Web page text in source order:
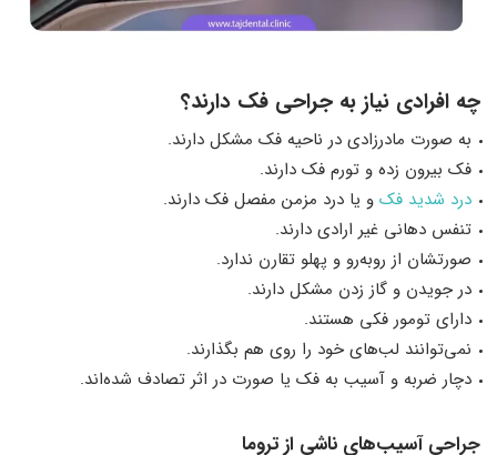
چه افرادی نیاز به جراحی فک دارند؟
به صورت مادرزادی در ناحیه فک مشکل دارند.
فک بیرون زده و تورم فک دارند.
درد شدید فک و یا درد مزمن مفصل فک دارند.
تنفس دهانی غیر ارادی دارند.
صورتشان از روبه‌رو و پهلو تقارن ندارد.
در جویدن و گاز زدن مشکل دارند.
دارای تومور فکی هستند.
نمی‌توانند لب‌های خود را روی هم بگذارند.
دچار ضربه و آسیب به فک یا صورت در اثر تصادف شده‌اند.
جراحی آسیب‌های ناشی از تروما